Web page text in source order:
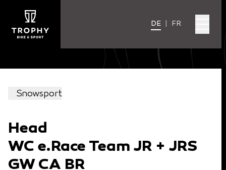
DE FR
Snowsport
Head
WC e.Race Team JR + JRS
GW CA BR